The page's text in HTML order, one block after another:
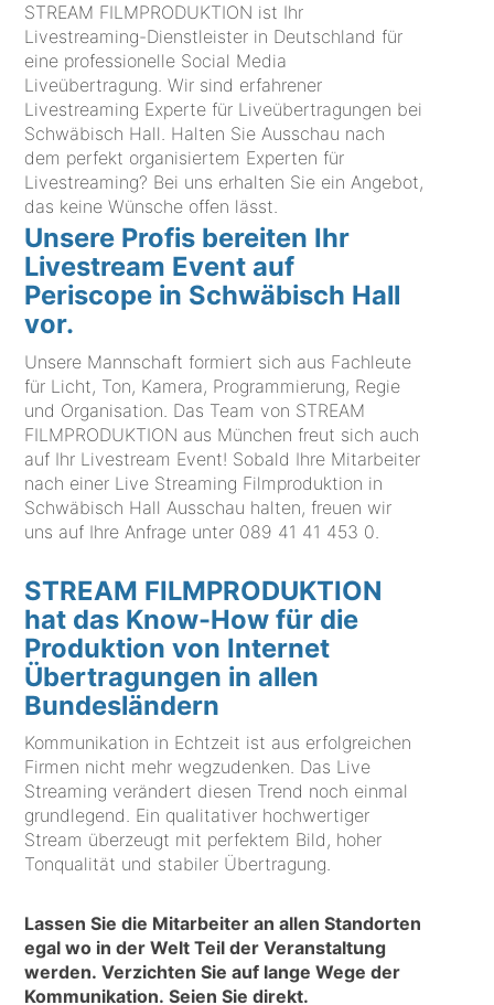
STREAM FILMPRODUKTION ist Ihr
Livestreaming-Dienstleister in Deutschland für
eine professionelle Social Media
Liveübertragung. Wir sind erfahrener
Livestreaming Experte für Liveübertragungen bei
Schwäbisch Hall. Halten Sie Ausschau nach
dem perfekt organisiertem Experten für
Livestreaming? Bei uns erhalten Sie ein Angebot,
das keine Wünsche offen lässt.
Unsere Profis bereiten Ihr
Livestream Event auf
Periscope in Schwäbisch Hall
vor.
Unsere Mannschaft formiert sich aus Fachleute
für Licht, Ton, Kamera, Programmierung, Regie
und Organisation. Das Team von STREAM
FILMPRODUKTION aus München freut sich auch
auf Ihr Livestream Event! Sobald Ihre Mitarbeiter
nach einer Live Streaming Filmproduktion in
Schwäbisch Hall Ausschau halten, freuen wir
uns auf Ihre Anfrage unter 089 41 41 453 0
STREAM FILMPRODUKTION
hat das Know-How für die
Produktion von Internet
Übertragungen in allen
Bundesländern
Kommunikation in Echtzeit ist aus erfolgreichen
Firmen nicht mehr wegzudenken. Das Live
Streaming verändert diesen Trend noch einmal
grundlegend. Ein qualitativer hochwertiger
Stream überzeugt mit perfektem Bild, hoher
Tonqualität und stabiler Übertragung.
Lassen Sie die Mitarbeiter an allen Standorten
egal wo in der Welt Teil der Veranstaltung
werden. Verzichten Sie auf lange Wege der
Kommunikation. Seien Sie direkt.